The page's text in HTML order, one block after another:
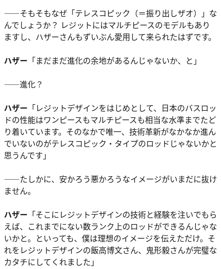
――そもそもなぜ「テレスコピック（＝振り出しザオ）」な
んでしょうか？ レジットにはマルチピースのモデルもあり
ますし、ハザーさんもずいぶん愛用して来られたはずです。
ハザー 「まだまだ進化の余地があるんじゃないか、と」
――進化？
ハザー 「レジットデザインをはじめとして、日本のバスロッ
ドの性能はワンピースもマルチピースも相当な水準までたど
り着いています。そのなかで唯一、技術革新がなかなか進ん
でいないのがテレスコピック・タイプのロッドじゃないかと
思うんです」
――たしかに、安かろう悪かろうなイメージがいまだに抜け
ません。
ハザー 「そこにレジットデザインの技術と経験を注いでもら
えば、これまでにない数ランク上のロッドができるんじゃな
いかと。といっても、僕は理想のイメージを伝えただけ。そ
れをレジットデザインの飯高博文さん、鬼形毅さんが完璧な
カタチにしてくれました」